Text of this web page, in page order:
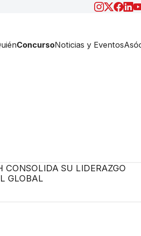
ConcursoNoticias y Eventos
CONSOLIDA SU LIDERAZGO
GLOBAL